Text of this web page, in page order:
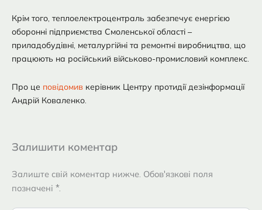
Крім того, теплоелектроцентраль забезпечує енергією
оборонні підприємства Смоленської області –
приладобудівні, металургійні та ремонтні виробництва, що
працюють на російський військово-промисловий комплекс.
Про це повідомив керівник Центру протидії дезінформації
Андрій Коваленко.
Залишити коментар
Залиште свій коментар нижче. Обов'язкові поля
позначені *.